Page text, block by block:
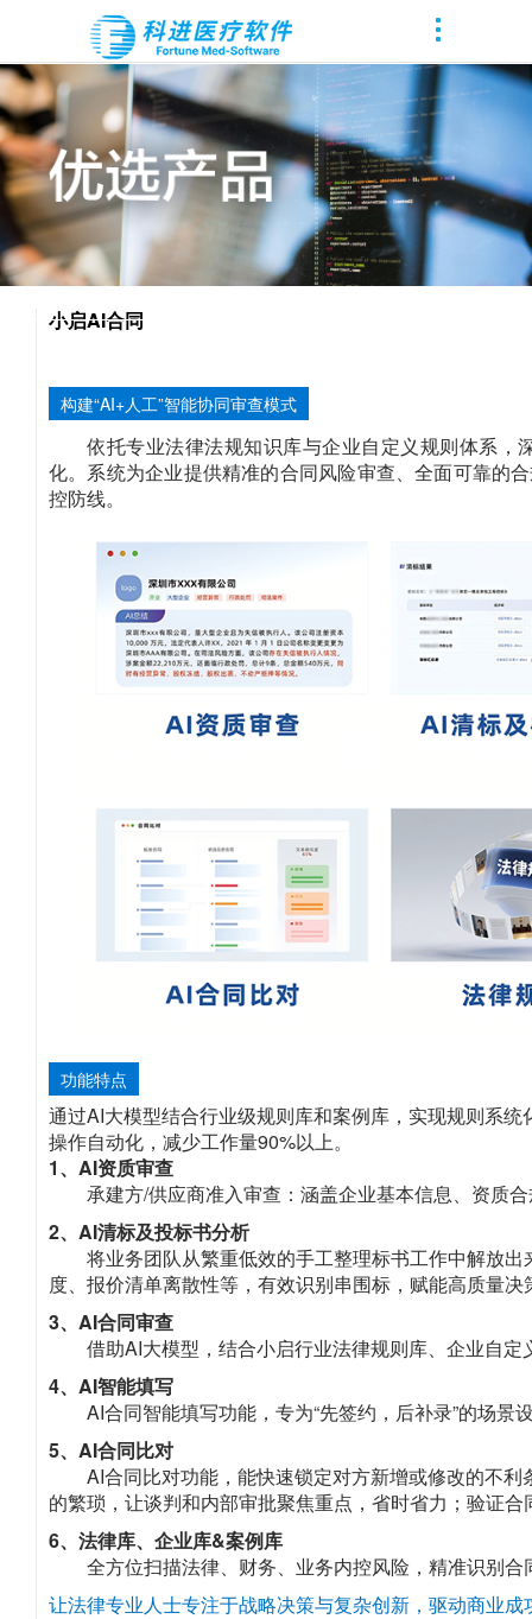
小启AI合同
构建“AI+人工”智能协同审查模式
依托专业法律法规知识库与企业自定义规则体系
化。系统为企业提供精准的合同风险审查、全面可靠的
控防线。
功能特点
通过AI大模型结合行业级规则库和案例库，实现规则系
操作自动化，减少工作量90%以上。
1、AI资质审查
承建方/供应商准入审查：涵盖企业基本信息、资质
2、AI清标及投标书分析
将业务团队从繁重低效的手工整理标书工作中解放
度、报价清单离散性等，有效识别串围标，赋能高质量
3、AI合同审查
借助AI大模型，结合小启行业法律规则库、企业自
4、AI智能填写
AI合同智能填写功能，专为“先签约，后补录”的场
5、AI合同比对
AI合同比对功能，能快速锁定对方新增或修改的不
的繁琐，让谈判和内部审批聚焦重点，省时省力；验证
6、法律库、企业库&案例库
全方位扫描法律、财务、业务内控风险，精准识别
让法律专业人士专注于战略决策与复杂创新，驱动商业成